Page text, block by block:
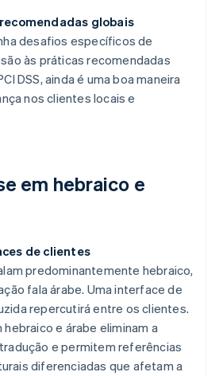
globais
desafios específicos de
às práticas recomendadas
DSS, ainda é uma boa maneira
nos clientes locais e
em hebraico e
de clientes
predominantemente hebraico,
fala árabe. Uma interface de
repercutirá entre os clientes.
e árabe eliminam a
e permitem referências
diferenciadas que afetam a